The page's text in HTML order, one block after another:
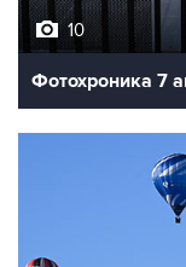
10
Фотохроника 7